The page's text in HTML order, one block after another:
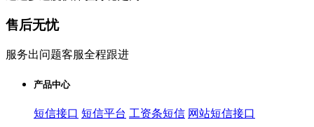
售后无忧
服务出问题客服全程跟进
产品中心
短信接口 短信平台 工资条短信 网站短信接口